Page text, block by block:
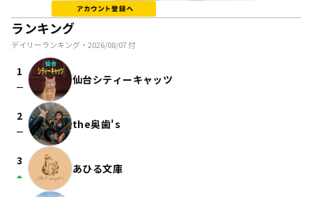
ランキング
デイリーランキング・ 2026/08/07付
1
check_indeterminate_small 仙台シティーキャッツ
2
check_indeterminate_small the奥歯's
3
arrow_drop_up あひる文庫